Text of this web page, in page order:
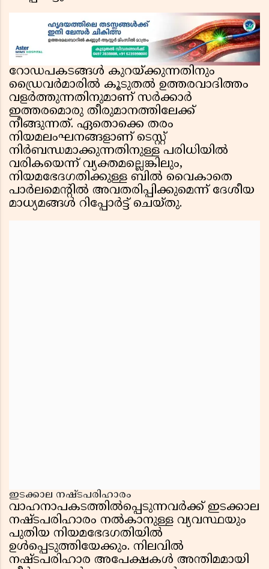
റോഡപകടങ്ങൾ കുറയ്ക്കുന്നതിനും
ഡ്രൈവർമാരിൽ കൂടുതൽ ഉത്തരവാദിത്തം
വളർത്തുന്നതിനുമാണ് സർക്കാർ
ഇത്തരമൊരു തീരുമാനത്തിലേക്ക്
നീങ്ങുന്നത്. ഏതൊക്കെ തരം
നിയമലംഘനങ്ങളാണ് ടെസ്റ്റ്
നിർബന്ധമാക്കുന്നതിനുള്ള പരിധിയിൽ
വരികയെന്ന് വ്യക്തമല്ലെങ്കിലും,
നിയമഭേദഗതിക്കുള്ള ബിൽ വൈകാതെ
പാർലമെൻ്റിൽ അവതരിപ്പിക്കുമെന്ന് ദേശീയ
മാധ്യമങ്ങൾ റിപ്പോർട്ട് ചെയ്തു.
ഇടക്കാല നഷ്ടപരിഹാരം
വാഹനാപകടത്തിൽപ്പെടുന്നവർക്ക് ഇടക്കാല
നഷ്ടപരിഹാരം നൽകാനുള്ള വ്യവസ്ഥയും
പുതിയ നിയമഭേദഗതിയിൽ
ഉൾപ്പെടുത്തിയേക്കും. നിലവിൽ
നഷ്ടപരിഹാര അപേക്ഷകൾ അന്തിമമായി